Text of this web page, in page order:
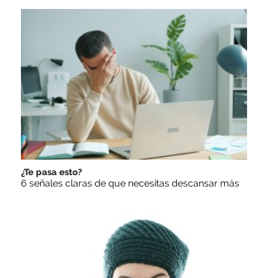
¿Te pasa esto?
6 señales claras de que necesitas descansar más